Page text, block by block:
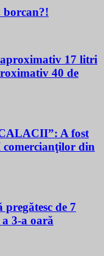
borcan?!
17 litri
40 de
A fost
din
de 7
3-a oară